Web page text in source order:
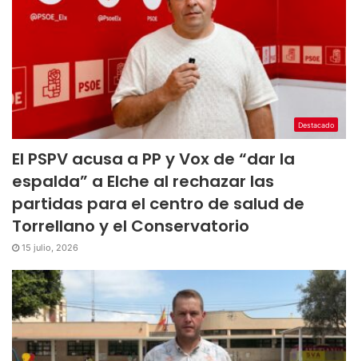
Destacado
El PSPV acusa a PP y Vox de “dar la
espalda” a Elche al rechazar las
partidas para el centro de salud de
Torrellano y el Conservatorio
15 julio, 2026